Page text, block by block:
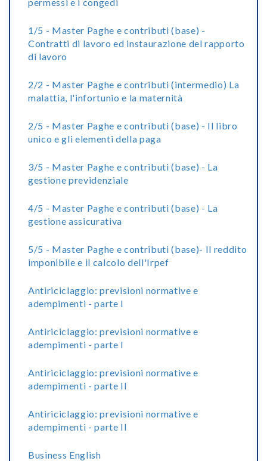
1/5 - Master Paghe e contributi (base) -
Contratti di lavoro ed instaurazione del rapporto
di lavoro
2/2 - Master Paghe e contributi (intermedio) La
malattia, l'infortunio e la maternità
2/5 - Master Paghe e contributi (base) - Il libro
unico e gli elementi della paga
3/5 - Master Paghe e contributi (base) - La
gestione previdenziale
4/5 - Master Paghe e contributi (base) - La
gestione assicurativa
5/5 - Master Paghe e contributi (base)- Il reddito
imponibile e il calcolo dell'Irpef
Antiriciclaggio: previsioni normative e
adempimenti - parte I
Antiriciclaggio: previsioni normative e
adempimenti - parte I
Antiriciclaggio: previsioni normative e
adempimenti - parte II
Antiriciclaggio: previsioni normative e
adempimenti - parte II
Business English